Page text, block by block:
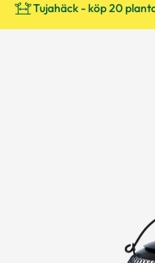
Tujahäck - köp 20